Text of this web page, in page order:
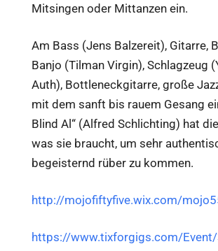
Mitsingen oder Mittanzen ein.
Am Bass (Jens Balzereit), Gitarre,
Banjo (Tilman Virgin), Schlagzeug
Auth), Bottleneckgitarre, große
mit dem sanft bis rauem Gesang
Blind Al“ (Alfred Schlichting) hat
was sie braucht, um sehr
begeisternd rüber zu kommen.
http://mojofiftyfive.wix.com/
https://www.tixforgigs.com/